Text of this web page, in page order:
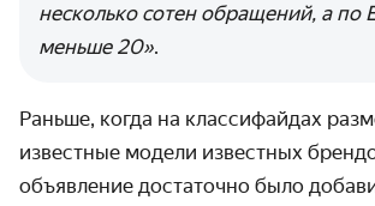
несколько сотен обращений, а по
меньше 20».
Раньше, когда на классифайдах
известные модели известных
объявление достаточно было